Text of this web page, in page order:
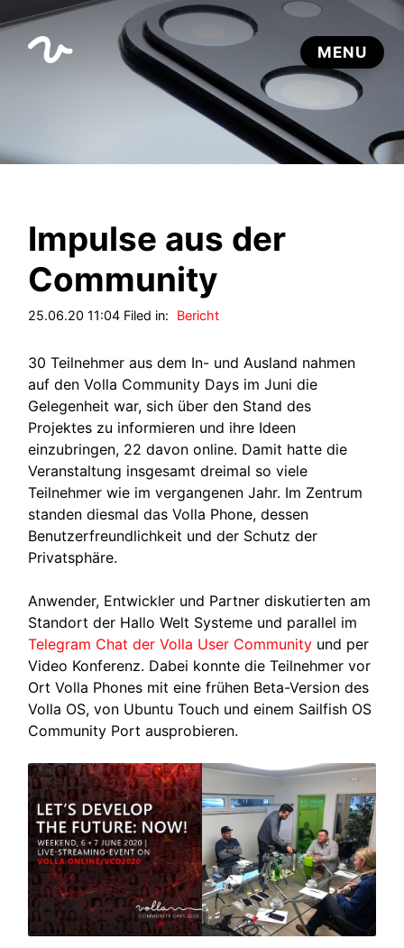
Impulse aus der
Community
25.06.20 11:04 Filed in: Bericht
30 Teilnehmer aus dem In- und Ausland nahmen
auf den Volla Community Days im Juni die
Gelegenheit war, sich über den Stand des
Projektes zu informieren und ihre Ideen
einzubringen, 22 davon online. Damit hatte die
Veranstaltung insgesamt dreimal so viele
Teilnehmer wie im vergangenen Jahr. Im Zentrum
standen diesmal das Volla Phone, dessen
Benutzerfreundlichkeit und der Schutz der
Privatsphäre.
Anwender, Entwickler und Partner diskutierten am
Standort der Hallo Welt Systeme und parallel im
Telegram Chat der Volla User Community und per
Video Konferenz. Dabei konnte die Teilnehmer vor
Ort Volla Phones mit eine frühen Beta-Version des
Volla OS, von Ubuntu Touch und einem Sailfish OS
Community Port ausprobieren.